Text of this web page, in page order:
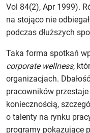
Vol 84(2), Apr 1999).
na stojąco nie
podczas dłuższych
Taka forma spotkań
corporate wellness,
organizacjach.
pracowników
koniecznością,
o talenty na rynku
programy pokazujące